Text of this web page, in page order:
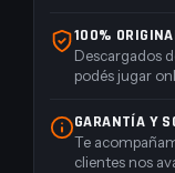
100%
Descargados
podés jugar
GARANTÍA Y
Te
clientes nos